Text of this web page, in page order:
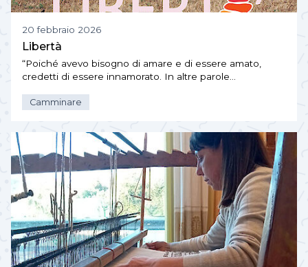
20 febbraio 2026
Libertà
“Poiché avevo bisogno di amare e di essere amato,
credetti di essere innamorato. In altre parole…
Camminare